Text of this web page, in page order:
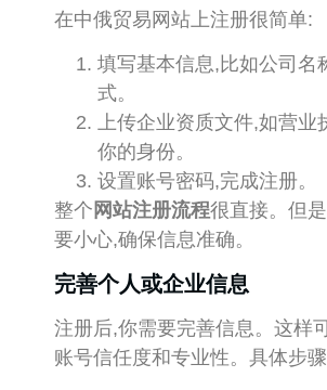
在中俄贸易网站上注册很简单:
填写基本信息,比如公司名
式。
上传企业资质文件,如营业
你的身份。
设置账号密码,完成注册。
整个 网站注册流程很直接。但
要小心,确保信息准确。
完善个人或企业信息
注册后,你需要完善信息。这样
账号信任度和专业性。具体步